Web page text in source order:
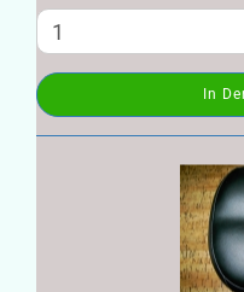
In